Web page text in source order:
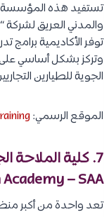
تستفيد هذه المؤسسة
والمدني العريق
توفر الأكاديمية برامج
وتركز بشكل أساسي على
الجوية للطيارين
الموقع الرسمي:
– SAA)
تعد واحدة من أكبر